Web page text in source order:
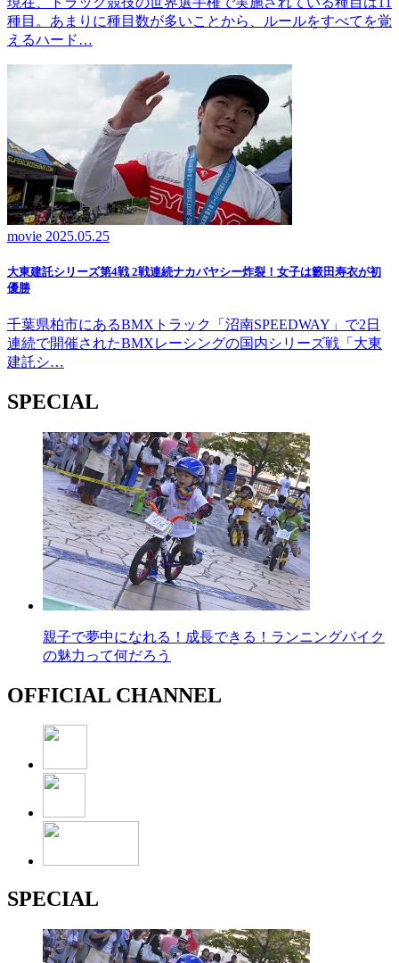
種目。あまりに種目数が多いことから、ルールをすべてを覚
えるハード…
movie 2025.05.25
大東建託シリーズ第4戦 2戦連続ナカバヤシー炸裂！女子は籔田寿衣が初
優勝
千葉県柏市にあるBMXトラック「沼南SPEEDWAY」で2日
連続で開催されたBMXレーシングの国内シリーズ戦「大東
建託シ…
SPECIAL
親子で夢中になれる！成長できる！ランニングバイク
の魅力って何だろう
OFFICIAL CHANNEL
SPECIAL